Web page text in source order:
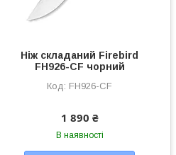
Нiж складаний Firebird
FH926-CF чорний
FH926-CF
1 890 ₴
В наявності